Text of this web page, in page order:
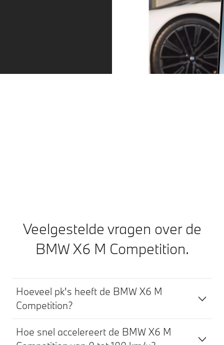
Service – precies wanneer u die nodig
Veelgestelde vragen over de
BMW X6 M Competition.
Hoeveel pk's heeft de BMW X6 M
Competition?
Hoe snel accelereert de BMW X6 M